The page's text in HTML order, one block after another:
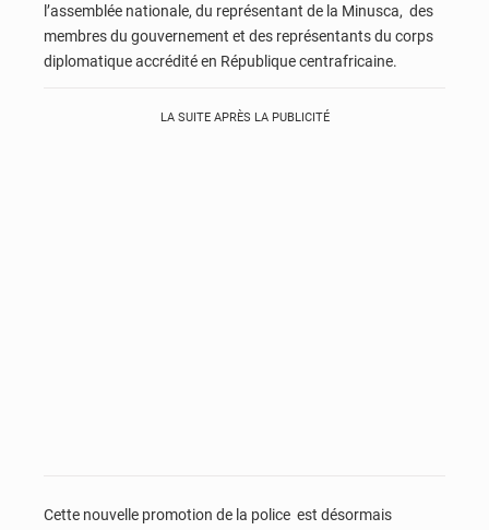
l’assemblée nationale, du représentant de la Minusca, des
membres du gouvernement et des représentants du corps
diplomatique accrédité en République centrafricaine.
LA SUITE APRÈS LA PUBLICITÉ
Cette nouvelle promotion de la police est désormais